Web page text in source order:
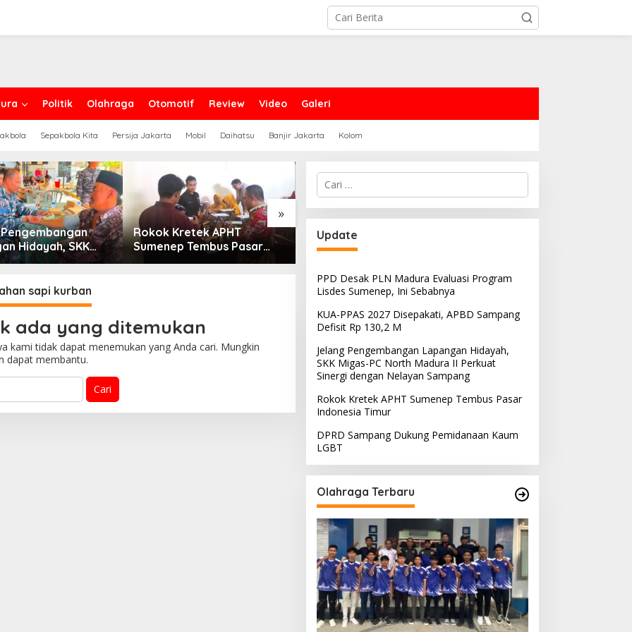
Politik Olahraga Otomotif Review Video Galeri
Sepakbola Kita Persija Jakarta Mobil Daihatsu Banjir Jakarta Kolom
»
Hidayah, SKK
North Madura II
Sampang
Rokok Kretek APHT
Sumenep Tembus Pasar
Indonesia Timur
DPRD Sampang Dukung
Pemidanaan Kaum LGBT
sapi kurban
ada yang ditemukan
kami tidak dapat menemukan yang Anda cari. Mungkin
dapat membantu.
Cari
untuk:
Update
PPD Desak PLN Madura Evaluasi Program
Lisdes Sumenep, Ini Sebabnya
KUA-PPAS 2027 Disepakati, APBD Sampang
Defisit Rp 130,2 M
Jelang Pengembangan Lapangan Hidayah,
SKK Migas-PC North Madura II Perkuat
Sinergi dengan Nelayan Sampang
Rokok Kretek APHT Sumenep Tembus Pasar
Indonesia Timur
DPRD Sampang Dukung Pemidanaan Kaum
LGBT
Olahraga Terbaru